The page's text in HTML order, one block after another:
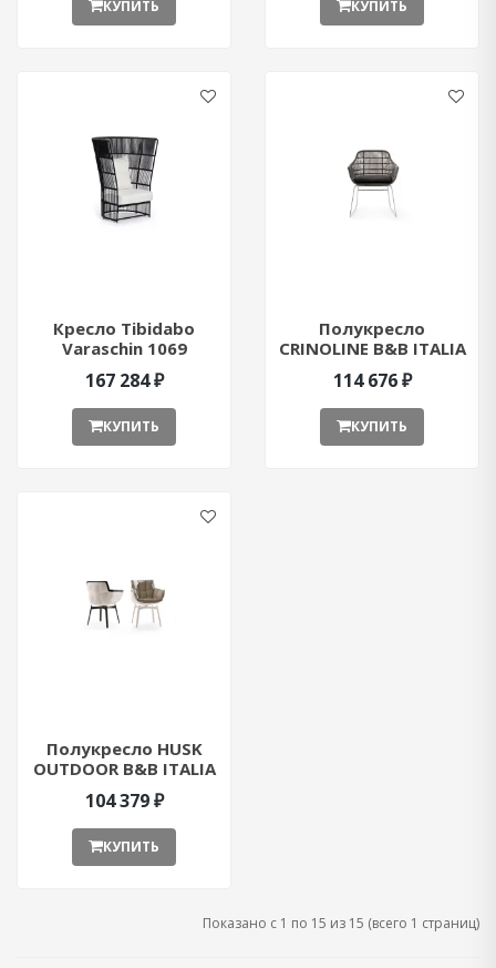
КУПИТЬ КУПИТЬ
Кресло Tibidabo
Varaschin 1069
ant377038
167 284 ₽
КУПИТЬ
Полукресло
CRINOLINE B&B ITALIA
C2PF ant376830
114 676 ₽
КУПИТЬ
Полукресло HUSK
OUTDOOR B&B ITALIA
HK1N ant376855
104 379 ₽
КУПИТЬ
Показано с 1 по 15 из 15 (всего 1 страниц)